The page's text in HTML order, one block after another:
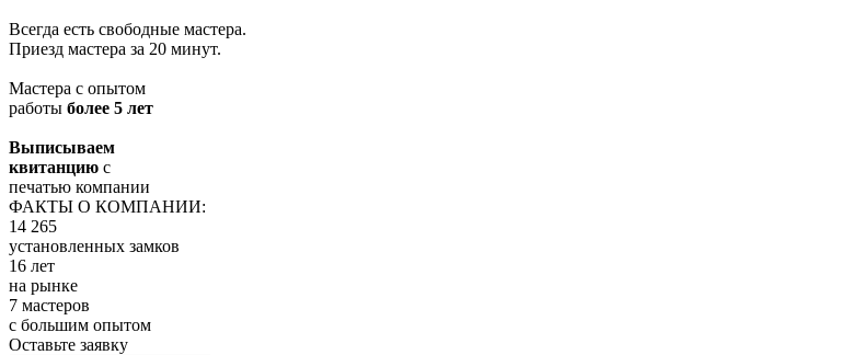
Всегда есть свободные мастера.
Приезд мастера за 20 минут.
Мастера с опытом
работы более 5 лет
Выписываем
квитанцию с
печатью компании
ФАКТЫ О КОМПАНИИ:
14 265
установленных замков
16 лет
на рынке
7 мастеров
с большим опытом
Оставьте заявку